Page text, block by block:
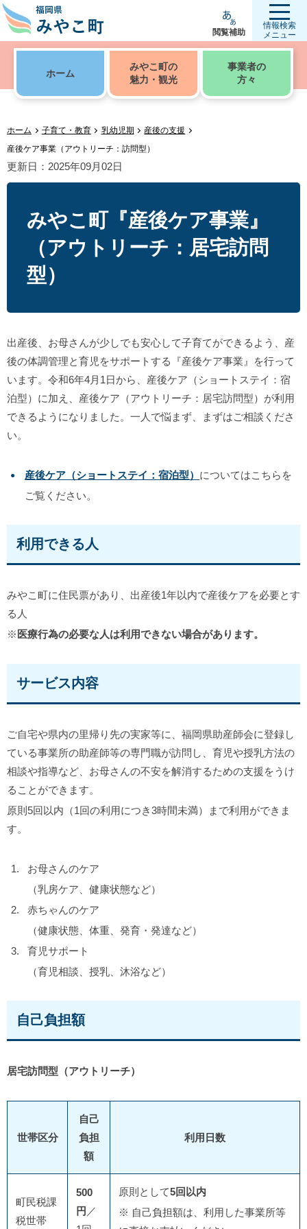
閲覧補助
情報検索
メニュー
ホーム
みやこ町の
魅力・観光
事業者の
方々
ホーム 子育て・教育 乳幼児期
産後の支援
産後ケア事業（アウトリーチ：訪問型）
更新日：2025年09月02日
みやこ町『産後ケア事業』
（アウトリーチ：居宅訪問
型）
出産後、お母さんが少しでも安心して子育てができるよう、産
後の体調管理と育児をサポートする『産後ケア事業』を行って
います。令和6年4月1日から、産後ケア（ショートステイ：宿
泊型）に加え、産後ケア（アウトリーチ：居宅訪問型）が利用
できるようになりました。一人で悩まず、まずはご相談くださ
い。
産後ケア（ショートステイ：宿泊型） についてはこちらを
ご覧ください。
利用できる人
みやこ町に住民票があり、出産後1年以内で産後ケアを必要とす
る人
※ 医療行為の必要な人は利用できない場合があります。
サービス内容
ご自宅や県内の里帰り先の実家等に、福岡県助産師会に登録し
ている事業所の助産師等の専門職が訪問し、育児や授乳方法の
相談や指導など、お母さんの不安を解消するための支援をうけ
ることができます。
原則5回以内（1回の利用につき3時間未満）まで利用ができま
す。
お母さんのケア
（乳房ケア、健康状態など）
赤ちゃんのケア
（健康状態、体重、発育・発達など）
育児サポート
（育児相談、授乳、沐浴など）
自己負担額
居宅訪問型（アウトリーチ）
世帯区分
自己
負担
額
利用日数
町民税課
税世帯
500
円 ／
原則として5回以内
※ 自己負担額は、利用した事業所等